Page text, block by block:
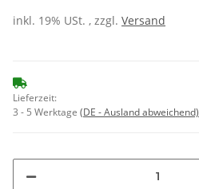
inkl. 19% USt. , zzgl. Versand
Lieferzeit:
3 - 5 Werktage (DE - Ausland abweichend)